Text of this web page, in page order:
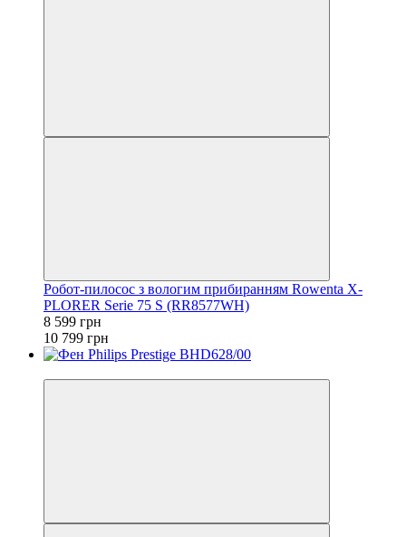
Робот-пилосос з вологим прибиранням Rowenta X-
PLORER Serie 75 S (RR8577WH)
8 599 грн
10 799 грн